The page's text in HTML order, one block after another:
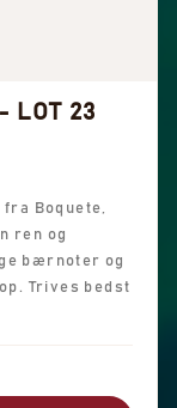
LOT 23
Boquete,
ren og
bærnoter og
Trives bedst